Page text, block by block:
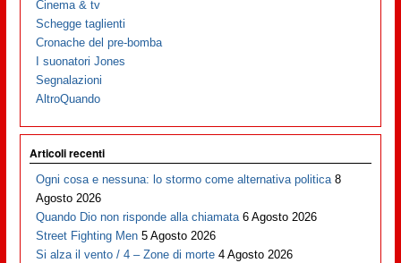
Cinema & tv
Schegge taglienti
Cronache del pre-bomba
I suonatori Jones
Segnalazioni
AltroQuando
Articoli recenti
Ogni cosa e nessuna: lo stormo come alternativa politica 8
Agosto 2026
Quando Dio non risponde alla chiamata 6 Agosto 2026
Street Fighting Men 5 Agosto 2026
Si alza il vento / 4 – Zone di morte 4 Agosto 2026